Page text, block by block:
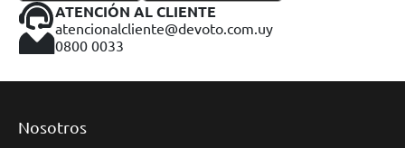
ATENCIÓN AL CLIENTE
atencionalcliente@devoto.com.uy
0800 0033
Nosotros